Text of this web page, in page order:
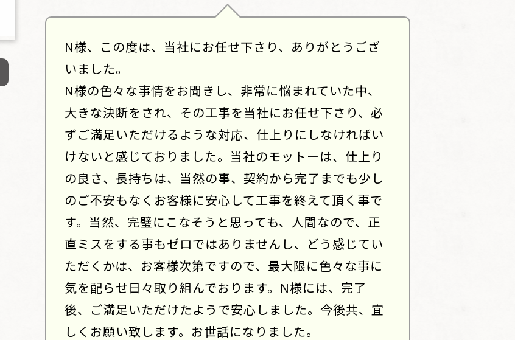
N様、この度は、当社にお任せ下さり、ありがとうござ
いました。
N様の色々な事情をお聞きし、非常に悩まれていた中、
大きな決断をされ、その工事を当社にお任せ下さり、必
ずご満足いただけるような対応、仕上りにしなければい
けないと感じておりました。当社のモットーは、仕上り
の良さ、長持ちは、当然の事、契約から完了までも少し
のご不安もなくお客様に安心して工事を終えて頂く事で
す。当然、完璧にこなそうと思っても、人間なので、正
直ミスをする事もゼロではありませんし、どう感じてい
ただくかは、お客様次第ですので、最大限に色々な事に
気を配らせ日々取り組んでおります。N様には、完了
後、ご満足いただけたようで安心しました。今後共、宜
しくお願い致します。お世話になりました。